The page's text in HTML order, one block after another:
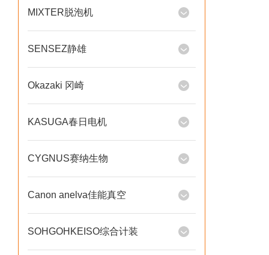
MIXTER脱泡机
SENSEZ静雄
Okazaki 冈崎
KASUGA春日电机
CYGNUS赛纳生物
Canon anelva佳能真空
SOHGOHKEISO综合计装